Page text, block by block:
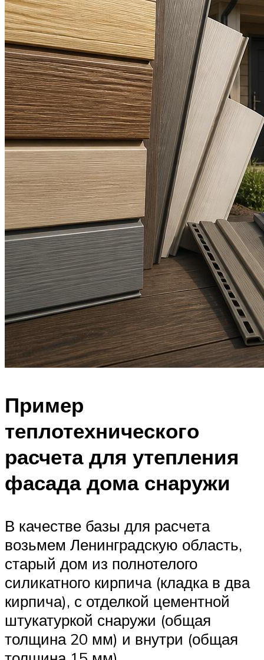
Пример
теплотехнического
расчета для утепления
фасада дома снаружи
В качестве базы для расчета
возьмем Ленинградскую область,
старый дом из полнотелого
силикатного кирпича (кладка в два
кирпича), с отделкой цементной
штукатуркой снаружи (общая
толщина 20 мм) и внутри (общая